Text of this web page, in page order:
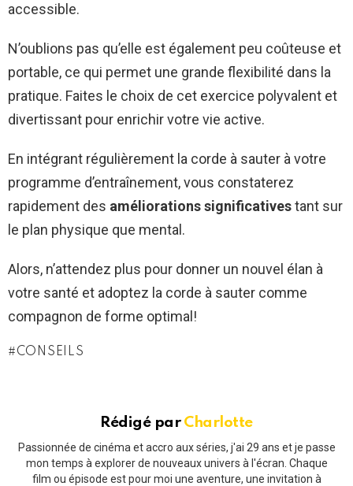
accessible.
N’oublions pas qu’elle est également peu coûteuse et
portable, ce qui permet une grande flexibilité dans la
pratique. Faites le choix de cet exercice polyvalent et
divertissant pour enrichir votre vie active.
En intégrant régulièrement la corde à sauter à votre
programme d’entraînement, vous constaterez
rapidement des améliorations significativestant sur
le plan physique que mental.
Alors, n’attendez plus pour donner un nouvel élan à
votre santé et adoptez la corde à sauter comme
compagnon de forme optimal!
CONSEILS
Rédigé par Charlotte
Passionnée de cinéma et accro aux séries, j'ai 29 ans et je passe
mon temps à explorer de nouveaux univers à l'écran. Chaque
film ou épisode est pour moi une aventure, une invitation à